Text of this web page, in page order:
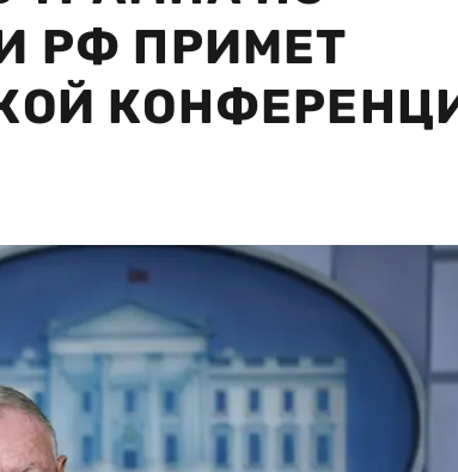
РФ ПРИМЕТ